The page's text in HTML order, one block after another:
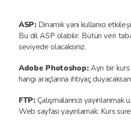
ASP:Dinamik yani kullanıcı
Bu dil ASP olabilir. Bütün veri
seviyede olacaksınız.
Adobe Photoshop:Ayrı bir kurs
hangi araçlarına ihtiyaç
FTP: Çalışmalarınızı
Web sayfası yayınlamak: Kurs